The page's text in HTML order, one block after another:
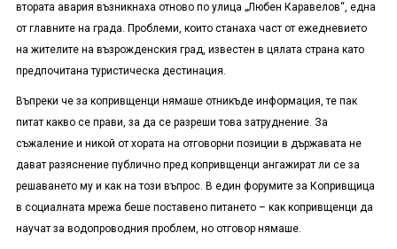
втората авария възникнаха отново по улица „Любен Каравелов“, една
от главните на града. Проблеми, които станаха част от ежедневието
на жителите на възрожденския град, известен в цялата страна като
предпочитана туристическа дестинация.
Въпреки че за копривщенци нямаше отникъде информация, те пак
питат какво се прави, за да се разреши това затруднение. За
съжаление и никой от хората на отговорни позиции в държавата не
дават разяснение публично пред копривщенци ангажират ли се за
решаването му и как на този въпрос. В един форумите за Копривщица
в социалната мрежа беше поставено питането – как копривщенци да
научат за водопроводния проблем, но отговор нямаше.